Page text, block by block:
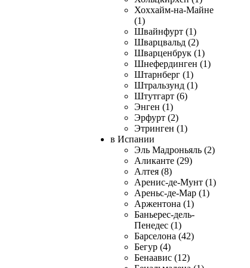
Хоххайм-на-Майне
(1)
Швайнфурт (1)
Шварцвальд (2)
Шварценбрук (1)
Шнефердинген (1)
Штарнберг (1)
Штральзунд (1)
Штутгарт (6)
Энген (1)
Эрфурт (2)
Этринген (1)
в Испании
Эль Мадроньяль (2)
Аликанте (29)
Алтея (8)
Аренис-де-Мунт (1)
Ареньс-де-Мар (1)
Аржентона (1)
Баньерес-дель-
Пенедес (1)
Барселона (42)
Бегур (4)
Бенаавис (12)